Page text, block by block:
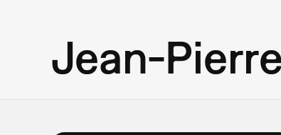
Jean-